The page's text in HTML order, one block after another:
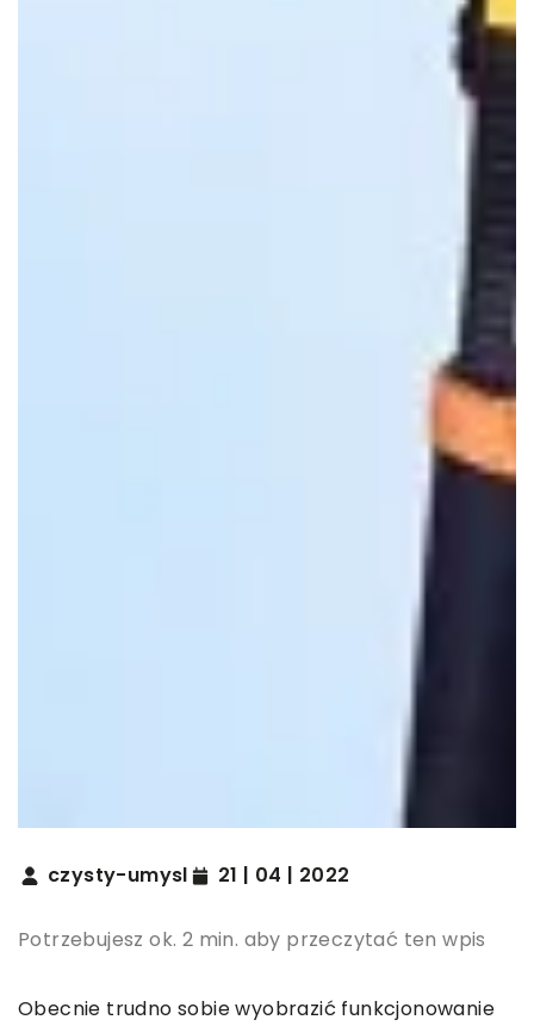
czysty-umysl 21 | 04 | 2022
Potrzebujesz ok. 2 min. aby przeczytać ten wpis
Obecnie trudno sobie wyobrazić funkcjonowanie